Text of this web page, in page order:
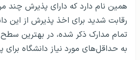
همین نام دارد که دارای پذیرش چند
رقابت شدید برای اخذ پذیرش از این
تمام مدارک ذکر شده، در بهترین
به حداقل‌های مورد نیاز دانشگاه برای